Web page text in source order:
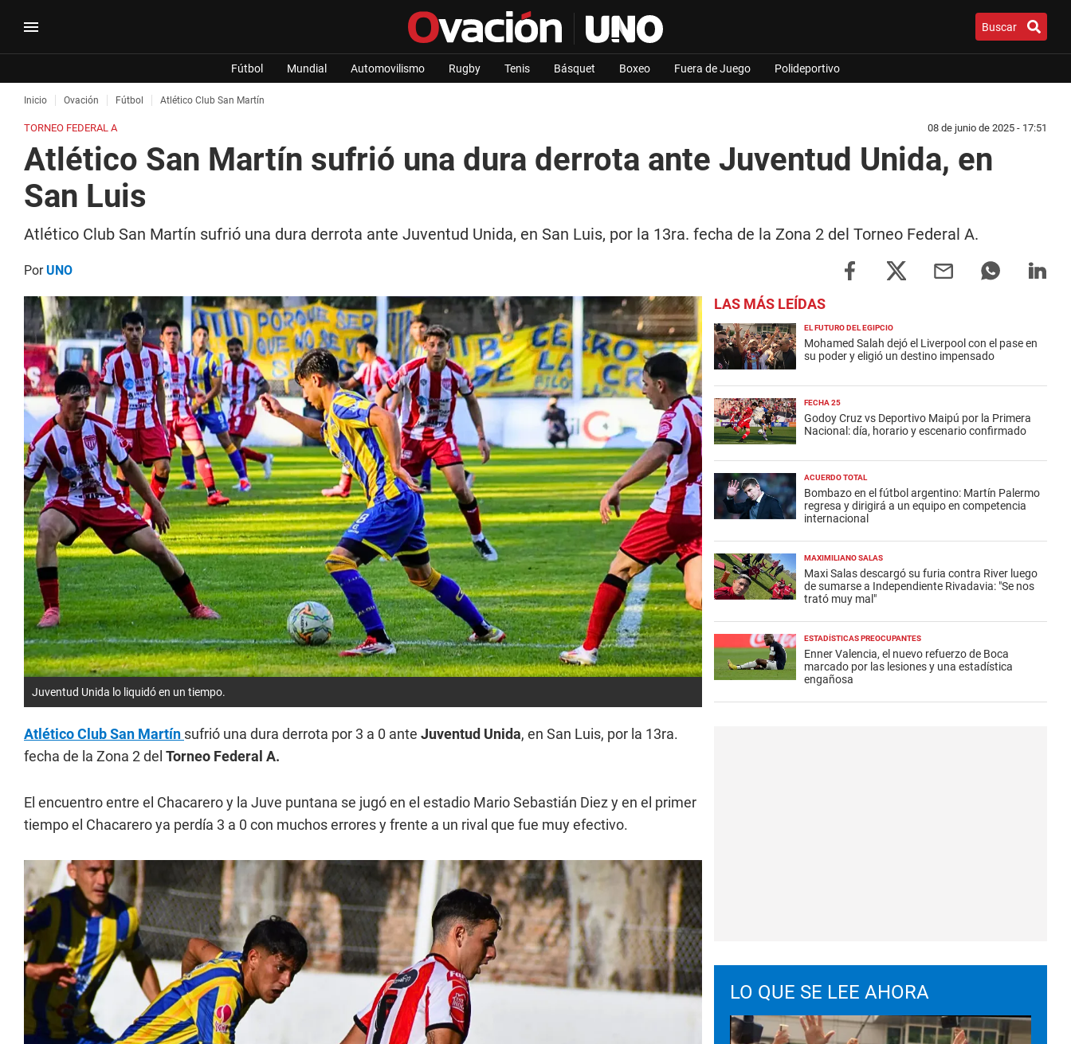
Buscar
Fútbol Mundial Automovilismo Rugby Tenis Básquet Boxeo Fuera de Juego Polideportivo
Inicio Ovación Fútbol Atlético Club San Martín
TORNEO FEDERAL A 08 de junio de 2025 - 17:51
Atlético San Martín sufrió una dura derrota ante Juventud Unida, en
San Luis
Atlético Club San Martín sufrió una dura derrota ante Juventud Unida, en San Luis, por la 13ra. fecha de la Zona 2 del Torneo Federal A.
PorUNO
Juventud Unida lo liquidó en un tiempo.
Atlético Club San Martín sufrió una dura derrota por 3 a 0 ante Juventud Unida, en San Luis, por la 13ra.
fecha de la Zona 2 del Torneo Federal A.
El encuentro entre el Chacarero y la Juve puntana se jugó en el estadio Mario Sebastián Diez y en el primer
tiempo el Chacarero ya perdía 3 a 0 con muchos errores y frente a un rival que fue muy efectivo.
LAS MÁS LEÍDAS
EL FUTURO DEL EGIPCIO
Mohamed Salah dejó el Liverpool con el pase en
su poder y eligió un destino impensado
FECHA 25
Godoy Cruz vs Deportivo Maipú por la Primera
Nacional: día, horario y escenario confirmado
ACUERDO TOTAL
Bombazo en el fútbol argentino: Martín Palermo
regresa y dirigirá a un equipo en competencia
internacional
MAXIMILIANO SALAS
Maxi Salas descargó su furia contra River luego
de sumarse a Independiente Rivadavia: "Se nos
trató muy mal"
ESTADÍSTICAS PREOCUPANTES
Enner Valencia, el nuevo refuerzo de Boca
marcado por las lesiones y una estadística
engañosa
LO QUE SE LEE AHORA